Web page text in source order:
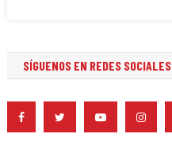
SÍGUENOS EN REDES SOCIALES